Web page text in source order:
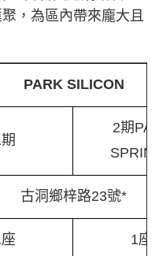
，為區內帶來龐大且
PARK SILICON
2期
古洞鄉梓路23號*
1座